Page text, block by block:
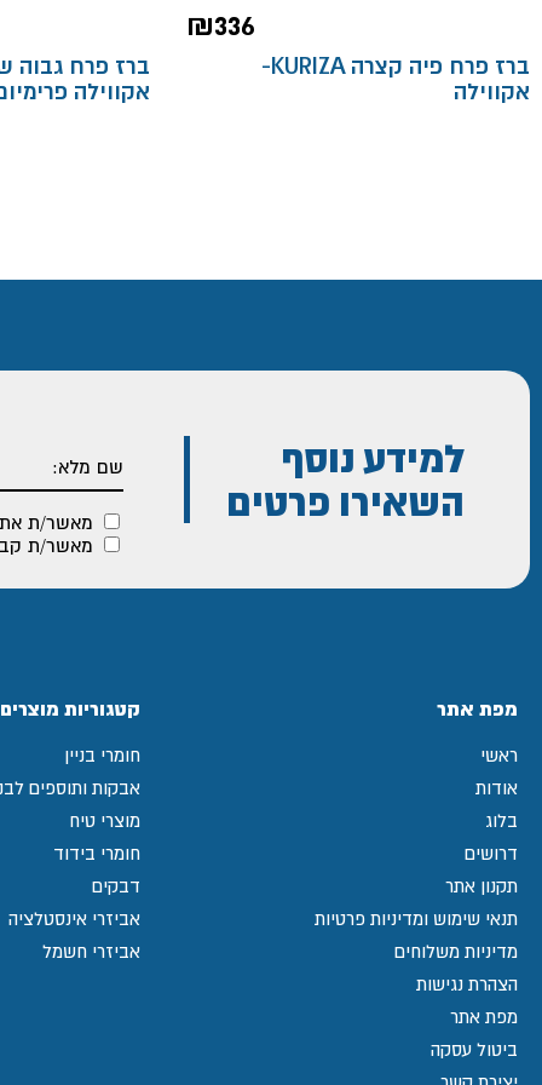
₪336
ברז פרח פיה קצרה KURIZA-
אקווילה
אקווילה
למידע נוסף
השאירו פרטים
מאשר/ת
מאשר/ת
מפת אתר
ראשי
אודות
בלוג
דרושים
תקנון אתר
תנאי שימוש ומדיניות פרטיות
מדיניות משלוחים
הצהרת נגישות
מפת אתר
ביטול עסקה
קטגוריות מוצרים
חומרי בניין
אבקות ותוספים
מוצרי טיח
חומרי בידוד
דבקים
אביזרי אינסטלציה
אביזרי חשמל